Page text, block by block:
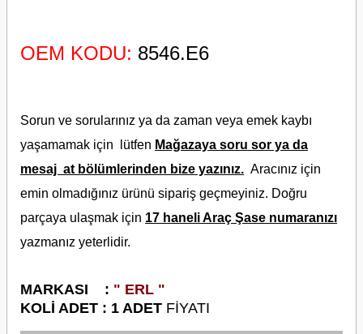
OEM KODU: 8546.E6
Sorun ve sorularınız ya da zaman veya emek kaybı
yaşamamak için lütfen Mağazaya soru sor ya da
mesaj at bölümlerinden bize yazınız. Aracınız için
emin olmadığınız ürünü sipariş geçmeyiniz. Doğru
parçaya ulaşmak için 17 haneli Araç Şase numaranızı
yazmanız yeterlidir.
MARKASI : " ERL "
KOLİ ADET : 1 ADET FİYATI